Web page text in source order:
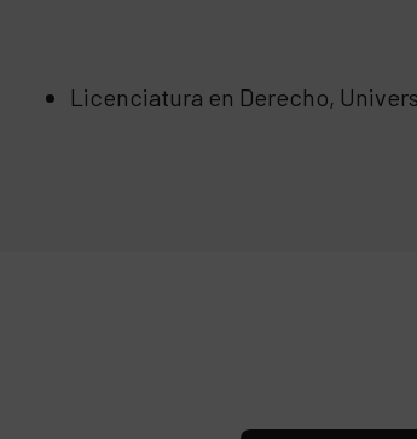
Licenciatura en Derecho,